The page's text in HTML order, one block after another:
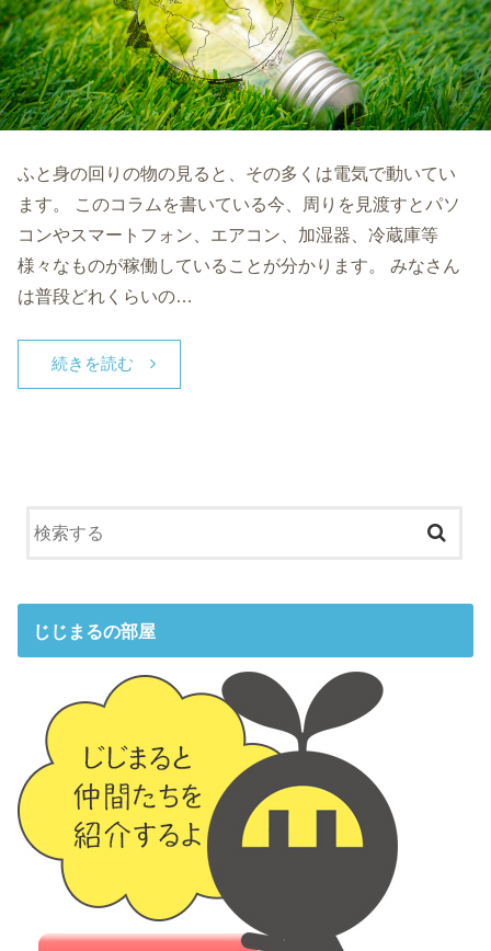
ふと身の回りの物の見ると、その多くは電気で動いてい
ます。 このコラムを書いている今、周りを見渡すとパソ
コンやスマートフォン、エアコン、加湿器、冷蔵庫等
様々なものが稼働していることが分かります。 みなさん
は普段どれくらいの…
続きを読む
じじまるの部屋